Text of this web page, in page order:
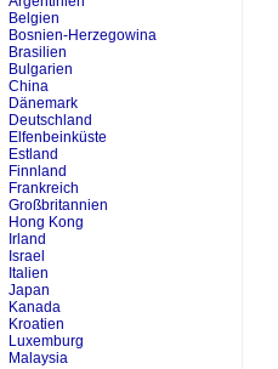
Belgien
Bosnien-Herzegowina
Brasilien
Bulgarien
China
Dänemark
Deutschland
Elfenbeinküste
Estland
Finnland
Frankreich
Großbritannien
Hong Kong
Irland
Israel
Italien
Japan
Kanada
Kroatien
Luxemburg
Malaysia